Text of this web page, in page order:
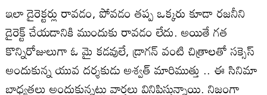
ఇలా డైరెక్టర్లు రావడం, పోవడం తప్ప ఒక్కరు కూడా రజనీని
డైరెక్ట్ చేయడానికి ముందుకు రావడం లేదు. అయితే గత
కొన్నిరోజులుగా ఓ మై కడవులే, డ్రాగన్ వంటి చిత్రాలతో సక్సెస్
అందుకున్న యువ దర్శకుడు అశ్వత్ మారిముత్తు .. ఈ సినిమా
బాధ్యతలు అందుకున్నట్లు వార్తలు వినిపిస్తున్నాయి. నిజంగా